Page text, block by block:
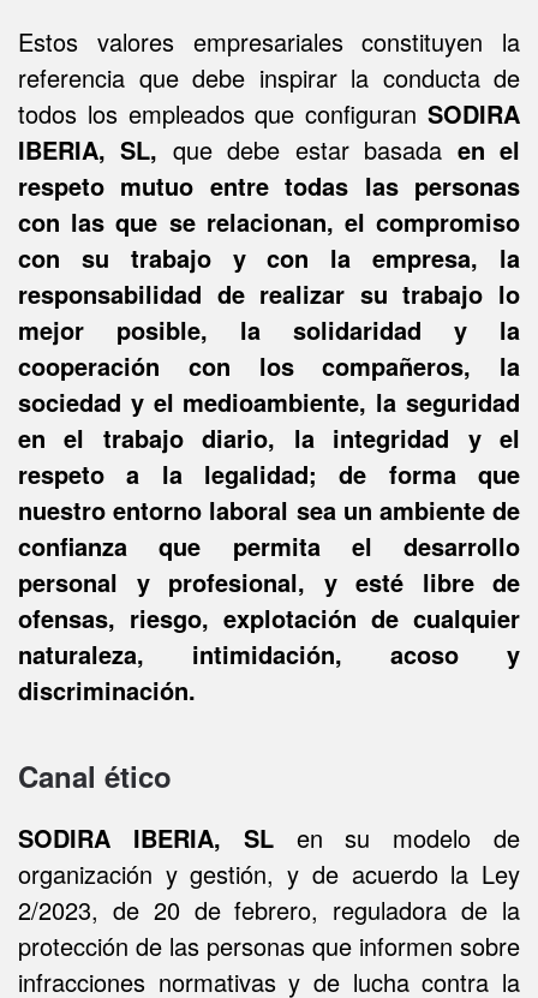
Estos valores empresariales constituyen la
referencia que debe inspirar la conducta de
todos los empleados que configuran SODIRA
IBERIA, SL, que debe estar basada en el
respeto mutuo entre todas las personas
con las que se relacionan, el compromiso
con su trabajo y con la empresa, la
responsabilidad de realizar su trabajo lo
mejor posible, la solidaridad y la
cooperación con los compañeros, la
sociedad y el medioambiente, la seguridad
en el trabajo diario, la integridad y el
respeto a la legalidad; de forma que
nuestro entorno laboral sea un ambiente de
confianza que permita el desarrollo
personal y profesional, y esté libre de
ofensas, riesgo, explotación de cualquier
naturaleza, intimidación, acoso y
discriminación.
Canal ético
SODIRA IBERIA, SL en su modelo de
organización y gestión, y de acuerdo la Ley
2/2023, de 20 de febrero, reguladora de la
protección de las personas que informen sobre
infracciones normativas y de lucha contra la